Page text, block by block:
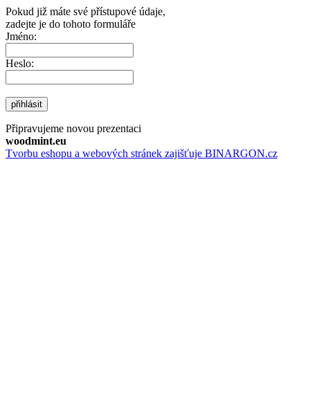
Pokud již máte své přístupové údaje,
zadejte je do tohoto formuláře
Jméno:
Heslo:
přihlásit
Připravujeme novou prezentaci
woodmint.eu
Tvorbu eshopu a webových stránek zajišťuje BINARGON.cz